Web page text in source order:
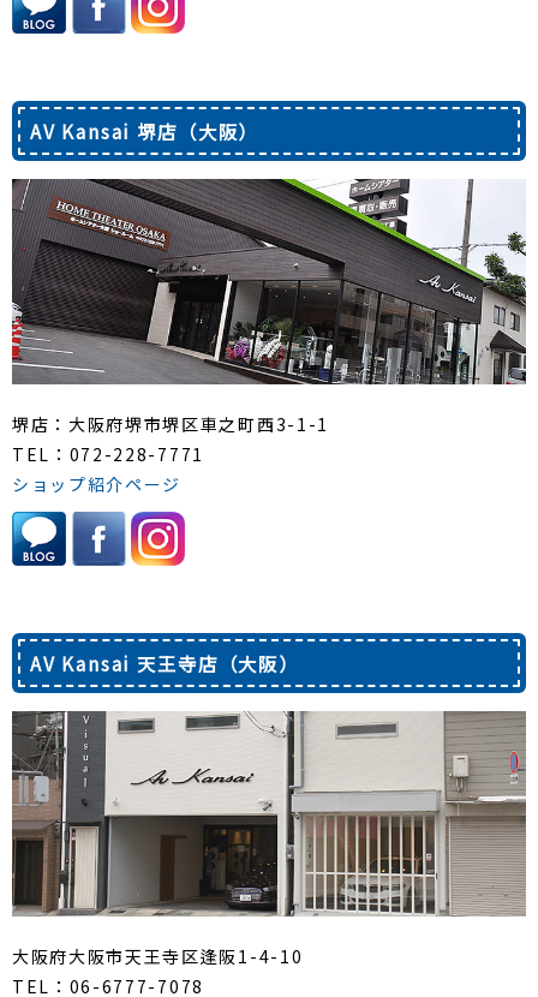
AV Kansai 堺店（大阪）
堺店：大阪府堺市堺区車之町西3-1-1
TEL：072-228-7771
ショップ紹介ページ
AV Kansai 天王寺店（大阪）
大阪府大阪市天王寺区逢阪1-4-10
TEL：06-6777-7078